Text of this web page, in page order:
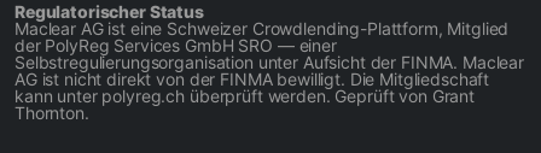
Regulatorischer Status
Maclear AG ist eine Schweizer Crowdlending-Plattform, Mitglied
der PolyReg Services GmbH SRO — einer
Selbstregulierungsorganisation unter Aufsicht der FINMA. Maclear
AG ist nicht direkt von der FINMA bewilligt. Die Mitgliedschaft
kann unter polyreg.ch überprüft werden. Geprüft von Grant
Thornton.